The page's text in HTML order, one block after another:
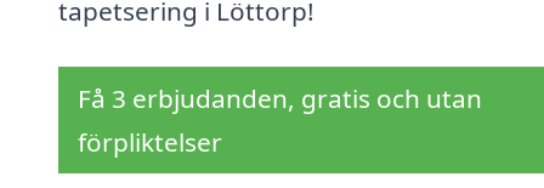
tapetsering i Löttorp!
Få 3 erbjudanden, gratis och utan
förpliktelser